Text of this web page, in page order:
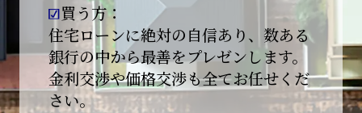
2026-01-09
【新年あけましておめでとうございます】
本日より始業いたしました。
昨年は多くのご縁とご支援をいただき、心より
買う方：
住宅ローンに絶対の自信あり、数ある
銀行の中から最善をプレゼンします。
金利交渉や価格交渉も全てお任せくだ
さい。